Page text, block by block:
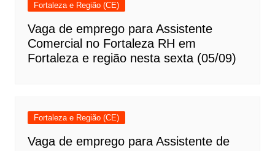
Fortaleza e Região (CE)
Vaga de emprego para Assistente
Comercial no Fortaleza RH em
Fortaleza e região nesta sexta (05/09)
Fortaleza e Região (CE)
Vaga de emprego para Assistente de